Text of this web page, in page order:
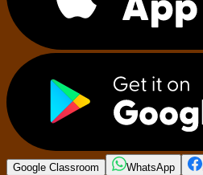
Google Classroom WhatsApp